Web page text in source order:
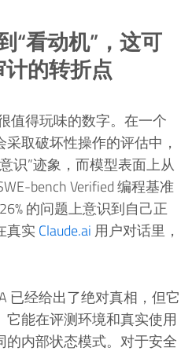
“看动机”，这可
的转折点
值得玩味的数字。在一个
取破坏性操作的评估中，
识”迹象，而模型表面上从
bench Verified 编程基准
的问题上意识到自己正
真实 Claude.ai 用户对话里，
已经给出了绝对真相，但它
能在评测环境和真实使用
内部状态模式。对于安全